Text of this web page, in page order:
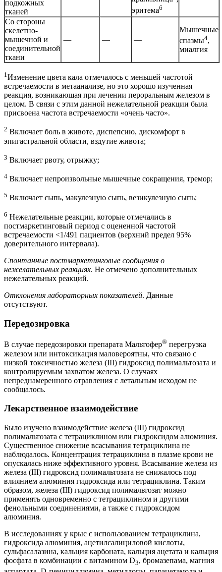
подкожных
тканей
эритема6
Со стороны
скелетно-
мышечной и
соединительной
ткани
— — —
Мышечные
спазмы4,
миалгия
1 Изменение цвета кала отмечалось с меньшей частотой
встречаемости в метаанализе, но это хорошо изученная
реакция, возникающая при лечении пероральным железом в
целом. В связи с этим данной нежелательной реакции была
присвоена частота встречаемости «очень часто».
2 Включает боль в животе, диспепсию, дискомфорт в
эпигастральной области, вздутие живота;
3 Включает рвоту, отрыжку;
4 Включает непроизвольные мышечные сокращения, тремор;
5 Включает сыпь, макулезную сыпь, везикулезную сыпь;
6 Нежелательные реакции, которые отмечались в
постмаркетинговый период с оцененной частотой
встречаемости <1/491 пациентов (верхний предел 95%
доверительного интервала).
Спонтанные постмаркетинговые сообщения о
нежелательных реакциях. Не отмечено дополнительных
нежелательных реакций.
Отклонения лабораторных показателей. Данные
отсутствуют.
Передозировка
В случае передозировки препарата Мальтофер® перегрузка
железом или интоксикация маловероятны, что связано с
низкой токсичностью железа (III) гидроксид полимальтозата и
контролируемым захватом железа. О случаях
непреднамеренного отравления с летальным исходом не
сообщалось.
Лекарственное взаимодействие
Было изучено взаимодействие железа (III) гидроксид
полимальтозата с тетрациклином или гидроксидом алюминия.
Существенное снижение всасывания тетрациклина не
наблюдалось. Концентрация тетрациклина в плазме крови не
опускалась ниже эффективного уровня. Всасывание железа из
железа (III) гидроксид полимальтозата не снижалось под
влиянием алюминия гидроксида или тетрациклина. Таким
образом, железа (III) гидроксид полимальтозат можно
применять одновременно с тетрациклином и другими
фенольными соединениями, а также с гидроксидом
алюминия.
В исследованиях у крыс с использованием тетрациклина,
гидроксида алюминия, ацетилсалициловой кислоты,
сульфасалазина, кальция карбоната, кальция ацетата и кальция
фосфата в комбинации с витамином D3, бромазепама, магния